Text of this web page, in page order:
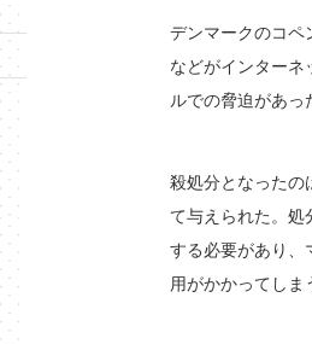
デンマークのコペ
などがインター
ルでの脅迫があっ
殺処分となったの
て与えられた。
する必要があり、
用がかかってしま